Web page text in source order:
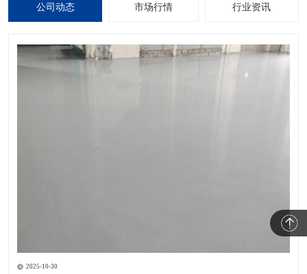
公司动态 市场行情 行业资讯
2025-10-30